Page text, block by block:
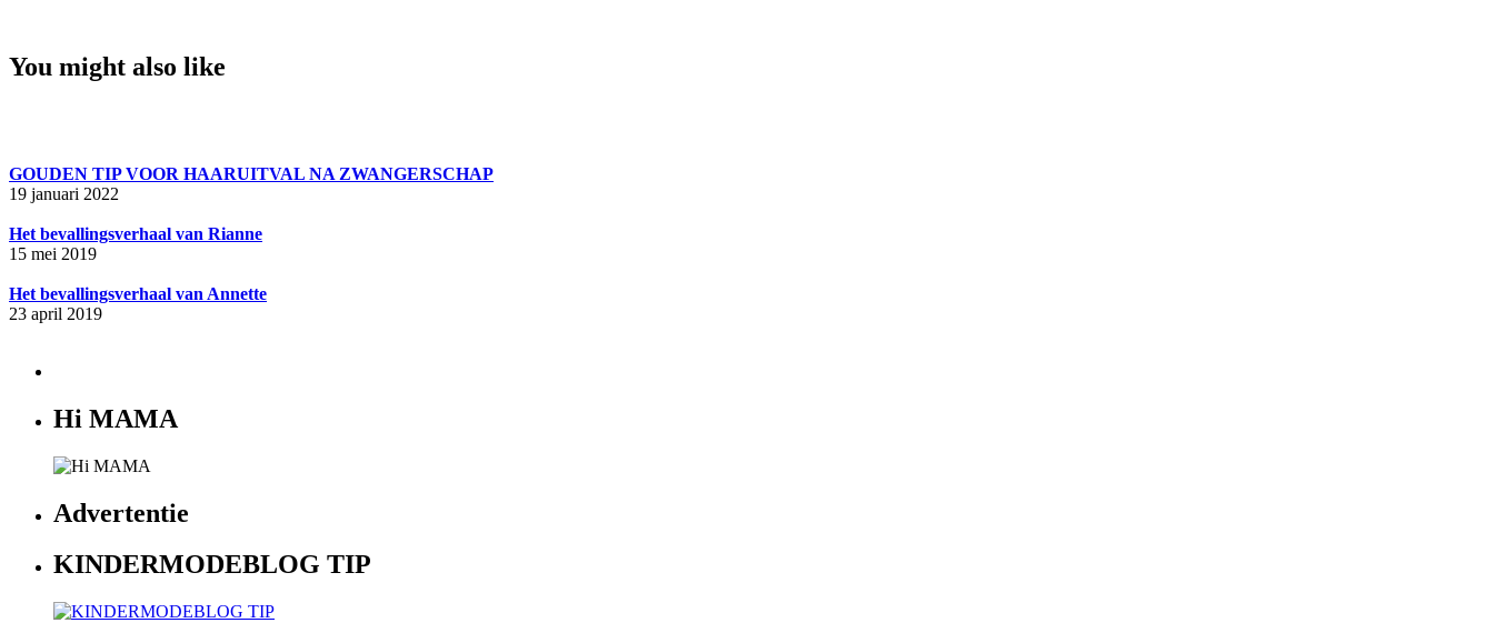
You might also like
GOUDEN TIP VOOR HAARUITVAL NA ZWANGERSCHAP
19 januari 2022
Het bevallingsverhaal van Rianne
15 mei 2019
Het bevallingsverhaal van Annette
23 april 2019
Hi MAMA
Advertentie
KINDERMODEBLOG TIP